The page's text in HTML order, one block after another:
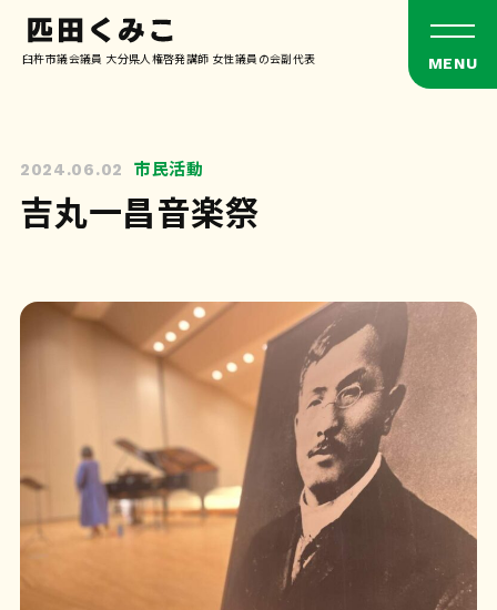
臼杵市議会議員 大分県人権啓発講師 女性議員の会副代表
2024.06.02 市民活動
吉丸一昌音楽祭